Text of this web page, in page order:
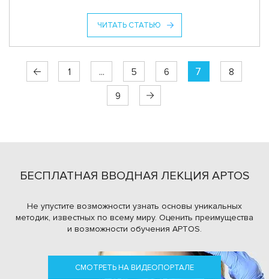
ЧИТАТЬ СТАТЬЮ
1 ... 5 6 7 8
9
БЕСПЛАТНАЯ ВВОДНАЯ ЛЕКЦИЯ APTOS
Не упустите возможности узнать основы уникальных
методик, известных по всему миру. Оценить преимущества
и возможности обучения APTOS.
СМОТРЕТЬ НА ВИДЕОПОРТАЛЕ